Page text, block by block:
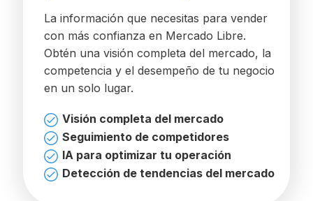
La información que necesitas para vender
con más confianza en Mercado Libre.
Obtén una visión completa del mercado, la
competencia y el desempeño de tu negocio
en un solo lugar.
Visión completa del mercado
Seguimiento de competidores
IA para optimizar tu operación
Detección de tendencias del mercado